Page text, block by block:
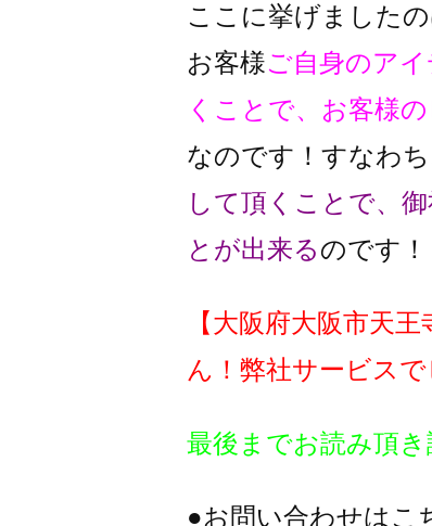
ここに挙げました
お客様ご自身のア
くことで、 お客様
なのです！ すなわち
して頂くことで、
とが出来るのです！
【大阪府大阪市天
ん！ 弊社サービス
最後までお読み頂
●お問い合わせはこ